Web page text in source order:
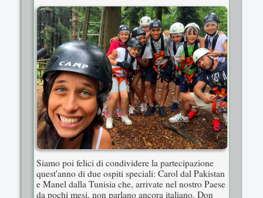
Siamo poi felici di condividere la partecipazione
quest'anno di due ospiti speciali: Carol dal Pakistan
e Manel dalla Tunisia che, arrivate nel nostro Paese
da pochi mesi, non parlano ancora italiano. Don